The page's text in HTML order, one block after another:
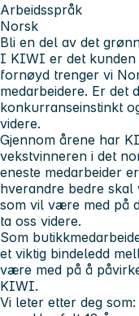
Arbeidsspråk
Norsk
Bli en del av det
I KIWI er det kunden
fornøyd trenger vi
medarbeidere. Er det
konkurranseinstinkt
videre.
Gjennom årene har
vekstvinneren i det
eneste medarbeider
hverandre bedre skal
som vil være med på
ta oss videre.
Som
et viktig bindeledd
være med på å
KIWI.
Vi leter etter deg som: